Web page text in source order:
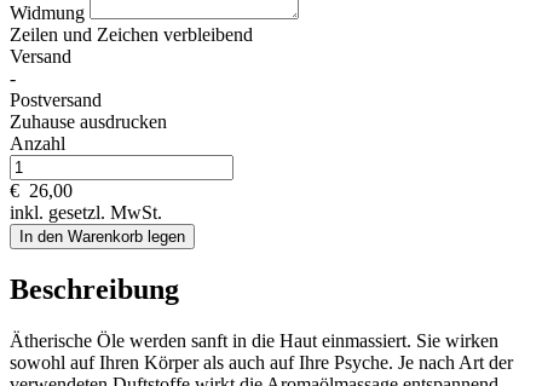
Widmung
Zeilen und Zeichen verbleibend
Versand
-
Postversand
Zuhause ausdrucken
Anzahl
€ 26,00
inkl. gesetzl. MwSt.
In den Warenkorb legen
Beschreibung
Ätherische Öle werden sanft in die Haut einmassiert. Sie wirken
sowohl auf Ihren Körper als auch auf Ihre Psyche. Je nach Art der